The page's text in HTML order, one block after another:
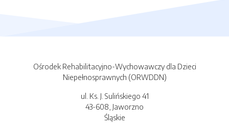
Ośrodek Rehabilitacyjno-Wychowawczy dla Dzieci
Niepełnosprawnych (ORWDDN)
ul. Ks. J. Sulińskiego 41
43-608, Jaworzno
Śląskie